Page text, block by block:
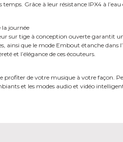
Grâce à leur résistance IPX4 à
journée
sur tige à conception ouverte garantit
ainsi que le mode Embout étanche
et l’élégance de ces écouteurs.
profiter de votre musique à votre façon.
et les modes audio et vidéo